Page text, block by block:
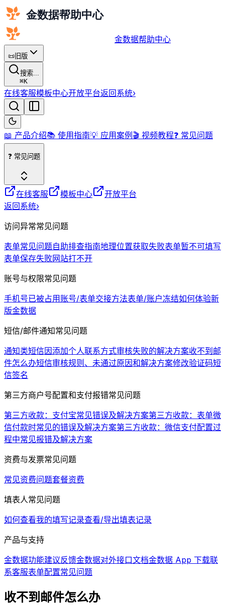
金数据帮助中心
📜 旧版
搜索...
⌘K
在线客服模板中心开放平台返回系统›
📖 产品介绍📚 使用指南💡 应用案例 🎬 视频教程❓ 常见问题
❓ 常见问题
在线客服 模板中心
开放平台
返回系统›
访问异常常见问题
表单常见问题自助排查指南地理位置获取失败表单暂不可填写
表单保存失败网站打不开
账号与权限常见问题
手机号已被占用账号/表单交接方法表单/账户冻结如何体验新
版金数据
短信/邮件通知常见问题
通知类短信因添加个人联系方式审核失败的解决方案收不到邮
件怎么办短信审核规则、未通过原因和解决方案修改验证码短
信签名
第三方商户号配置和支付报错常见问题
第三方收款：支付宝常见错误及解决方案第三方收款：表单微
信付款时常见的错误及解决方案第三方收款：微信支付配置过
程中常见报错及解决方案
资费与发票常见问题
常见资费问题套餐资费
填表人常见问题
如何查看我的填写记录查看/导出填表记录
产品与支持
金数据功能建议反馈金数据对外接口文档金数据 App 下载联
系客服表单配置常见问题
收不到邮件怎么办